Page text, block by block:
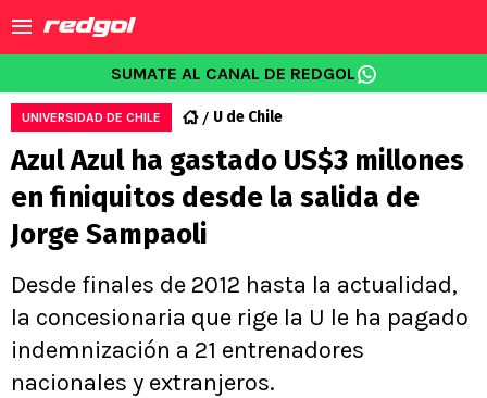
SUMATE AL CANAL DE REDGOL
UNIVERSIDAD DE CHILE U de Chile
Azul Azul ha gastado US$3 millones
en finiquitos desde la salida de
Jorge Sampaoli
Desde finales de 2012 hasta la actualidad,
la concesionaria que rige la U le ha pagado
indemnización a 21 entrenadores
nacionales y extranjeros.